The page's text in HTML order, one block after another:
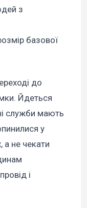
з
базової
до
Йдеться
служби мають
у
а не чекати
і